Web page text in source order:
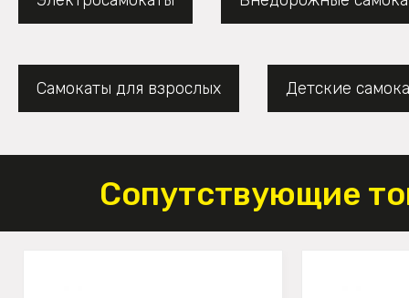
Самокаты для взрослых Детские
Сопутствующие